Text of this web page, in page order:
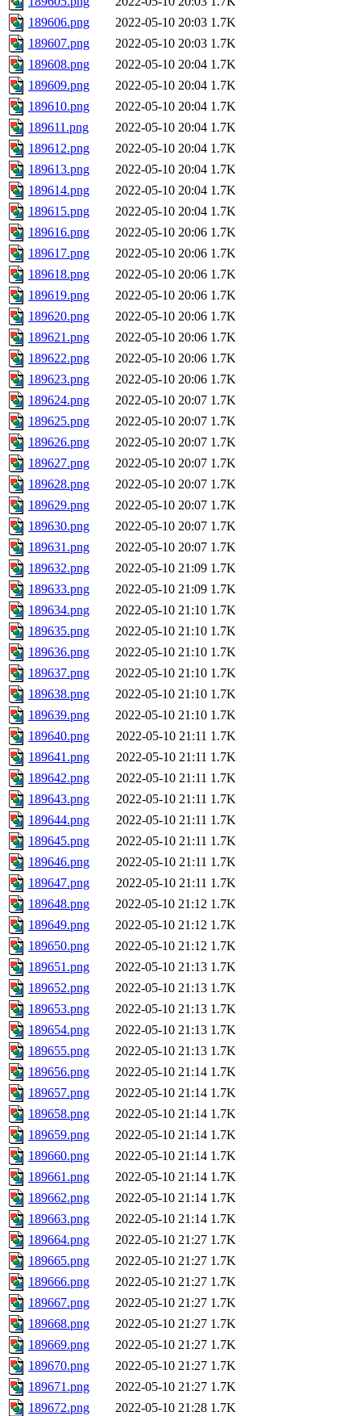
189606.png
2022-05-10 20:03 1.7K
189607.png
2022-05-10 20:03 1.7K
189608.png
2022-05-10 20:04 1.7K
189609.png
2022-05-10 20:04 1.7K
189610.png
2022-05-10 20:04 1.7K
189611.png
2022-05-10 20:04 1.7K
189612.png
2022-05-10 20:04 1.7K
189613.png
2022-05-10 20:04 1.7K
189614.png
2022-05-10 20:04 1.7K
189615.png
2022-05-10 20:04 1.7K
189616.png
2022-05-10 20:06 1.7K
189617.png
2022-05-10 20:06 1.7K
189618.png
2022-05-10 20:06 1.7K
189619.png
2022-05-10 20:06 1.7K
189620.png
2022-05-10 20:06 1.7K
189621.png
2022-05-10 20:06 1.7K
189622.png
2022-05-10 20:06 1.7K
189623.png
2022-05-10 20:06 1.7K
189624.png
2022-05-10 20:07 1.7K
189625.png
2022-05-10 20:07 1.7K
189626.png
2022-05-10 20:07 1.7K
189627.png
2022-05-10 20:07 1.7K
189628.png
2022-05-10 20:07 1.7K
189629.png
2022-05-10 20:07 1.7K
189630.png
2022-05-10 20:07 1.7K
189631.png
2022-05-10 20:07 1.7K
189632.png
2022-05-10 21:09 1.7K
189633.png
2022-05-10 21:09 1.7K
189634.png
2022-05-10 21:10 1.7K
189635.png
2022-05-10 21:10 1.7K
189636.png
2022-05-10 21:10 1.7K
189637.png
2022-05-10 21:10 1.7K
189638.png
2022-05-10 21:10 1.7K
189639.png
2022-05-10 21:10 1.7K
189640.png
2022-05-10 21:11 1.7K
189641.png
2022-05-10 21:11 1.7K
189642.png
2022-05-10 21:11 1.7K
189643.png
2022-05-10 21:11 1.7K
189644.png
2022-05-10 21:11 1.7K
189645.png
2022-05-10 21:11 1.7K
189646.png
2022-05-10 21:11 1.7K
189647.png
2022-05-10 21:11 1.7K
189648.png
2022-05-10 21:12 1.7K
189649.png
2022-05-10 21:12 1.7K
189650.png
2022-05-10 21:12 1.7K
189651.png
2022-05-10 21:13 1.7K
189652.png
2022-05-10 21:13 1.7K
189653.png
2022-05-10 21:13 1.7K
189654.png
2022-05-10 21:13 1.7K
189655.png
2022-05-10 21:13 1.7K
189656.png
2022-05-10 21:14 1.7K
189657.png
2022-05-10 21:14 1.7K
189658.png
2022-05-10 21:14 1.7K
189659.png
2022-05-10 21:14 1.7K
189660.png
2022-05-10 21:14 1.7K
189661.png
2022-05-10 21:14 1.7K
189662.png
2022-05-10 21:14 1.7K
189663.png
2022-05-10 21:14 1.7K
189664.png
2022-05-10 21:27 1.7K
189665.png
2022-05-10 21:27 1.7K
189666.png
2022-05-10 21:27 1.7K
189667.png
2022-05-10 21:27 1.7K
189668.png
2022-05-10 21:27 1.7K
189669.png
2022-05-10 21:27 1.7K
189670.png
2022-05-10 21:27 1.7K
189671.png
2022-05-10 21:27 1.7K
189672.png
2022-05-10 21:28 1.7K